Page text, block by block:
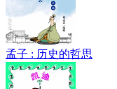
孟子 : 历史的哲思